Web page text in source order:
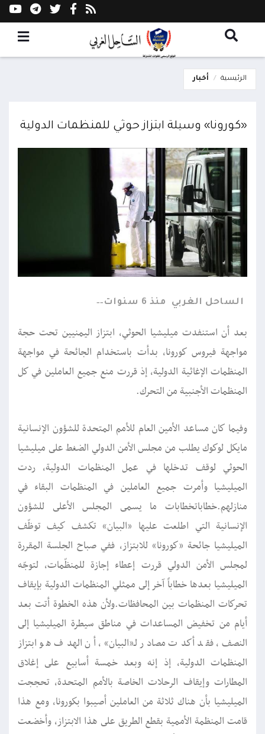
الرئيسية أخبار
«كورونا» وسيلة ابتزاز حوثي للمنظمات الدولية
الساحل الغربي منذ 6 سنوات
بعد أن استنفدت ميليشيا الحوثي، ابتزاز اليمنيين تحت حجة
مواجهة فيروس كورونا، بدأت باستخدام الجائحة في مواجهة
المنظمات الإغاثية الدولية، إذ قررت منع جميع العاملين في كل
المنظمات الأجنبية من التحرك.
وفيما كان مساعد الأمين العام للأمم المتحدة للشؤون الإنسانية
مايكل لوكوك يطلب من مجلس الأمن الدولي الضغط على ميليشيا
الحوثي لوقف تدخلها في عمل المنظمات الدولية، ردت
الميليشيا وأمرت جميع العاملين في المنظمات البقاء في
منازلهم.خطاباتخطابات ما يسمى المجلس الأعلى للشؤون
الإنسانية التي اطلعت عليها «البيان» تكشف كيف توظّف
الميليشيا جائحة «كورونا» للابتزاز، ففي صباح الجلسة المقررة
لمجلس الأمن الدولي قررت إعطاء إجازة للمنظّمات، لتوجّه
الميليشيا بعدها خطاباً آخر إلى ممثلي المنظمات الدولية بإيقاف
تحركات المنظمات بين المحافظات.ولأن هذه الخطوة أتت بعد
أيام من تخفيض المساعدات في مناطق سيطرة الميليشيا إلى
النصف، فقد أكدت مصادر لـ«البيان»، أن الهدف هو ابتزاز
المنظمات الدولية، إذ إنه وبعد خمسة أسابيع على إغلاق
المطارات وإيقاف الرحلات الخاصة بالأمم المتحدة، تحججت
الميليشيا بأن هناك ثلاثة من العاملين أصيبوا بكورونا، ومع هذا
قامت المنظمة الأممية بقطع الطريق على هذا الابتزاز، وأخضعت